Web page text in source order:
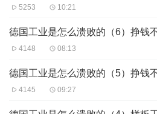
5253 10:21
德国工业是怎么溃败的（6）挣钱
4148 08:13
德国工业是怎么溃败的（5）挣钱
4145 09:27